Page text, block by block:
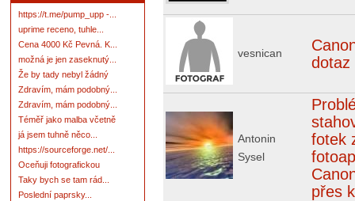
https://t.me/pump_upp -...
uprime receno, tuhle...
Cena 4000 Kč Pevná. K...
možná je jen zaseknutý...
Že by tady nebyl žádný
Zdravím, mám podobný...
Zdravím, mám podobný...
Téměř jako malba včetně
já jsem tuhně něco...
https://sourceforge.net/...
Oceňuji fotografickou
Taky bych se tam rád...
Poslední paprsky...
vesnican
dotaz
Antonin
Sysel
fotek
přes